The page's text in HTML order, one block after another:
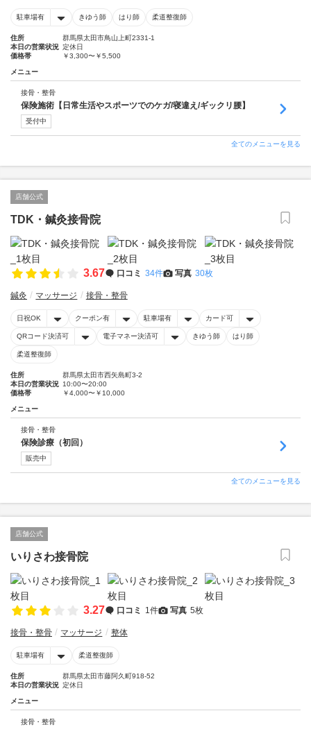
駐車場有 きゆう師 はり師 柔道整復師
住所
群馬県太田市鳥山上町2331-1
本日の営業状況 定休日
価格帯
￥3,300〜￥5,500
メニュー
接骨・整骨
保険施術【日常生活やスポーツでのケガ/寝違え/ギックリ腰】
受付中
全てのメニューを見る
店舗公式
TDK・鍼灸接骨院
3.67 口コミ 34件 写真 30枚
鍼灸 マッサージ 接骨・整骨
日祝OK クーポン有 駐車場有 カード可
QRコード決済可 電子マネー決済可 きゆう師 はり師
柔道整復師
住所
群馬県太田市西矢島町3-2
本日の営業状況 10:00〜20:00
価格帯
￥4,000〜￥10,000
メニュー
接骨・整骨
保険診療（初回）
販売中
全てのメニューを見る
店舗公式
いりさわ接骨院
3.27 口コミ 1件 写真 5枚
接骨・整骨 マッサージ 整体
駐車場有 柔道整復師
住所
群馬県太田市藤阿久町918-52
本日の営業状況 定休日
メニュー
接骨・整骨